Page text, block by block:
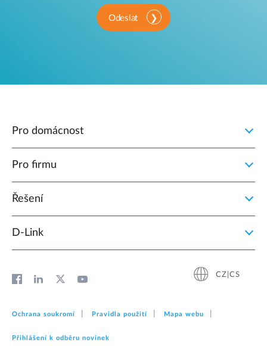
Odeslat
Pro domácnost
Pro firmu
Řešení
D‑Link
CZ|CS
Ochrana soukromí Pravidla použití Mapa webu
Přihlášení k odběru novinek